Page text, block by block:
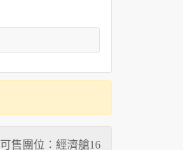
可售團位：經濟艙16